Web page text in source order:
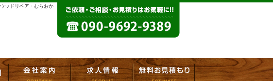
ッドリペア・むらおか